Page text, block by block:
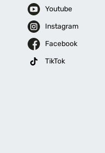
Youtube
Instagram
Facebook
TikTok